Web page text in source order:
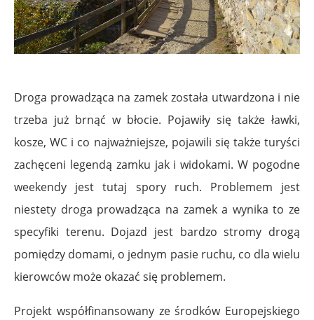
Droga prowadząca na zamek została utwardzona i nie
trzeba już brnąć w błocie. Pojawiły się także ławki,
kosze, WC i co najważniejsze, pojawili się także turyści
zachęceni legendą zamku jak i widokami. W pogodne
weekendy jest tutaj spory ruch. Problemem jest
niestety droga prowadząca na zamek a wynika to ze
specyfiki terenu. Dojazd jest bardzo stromy drogą
pomiędzy domami, o jednym pasie ruchu, co dla wielu
kierowców może okazać się problemem.
Projekt współfinansowany ze środków Europejskiego